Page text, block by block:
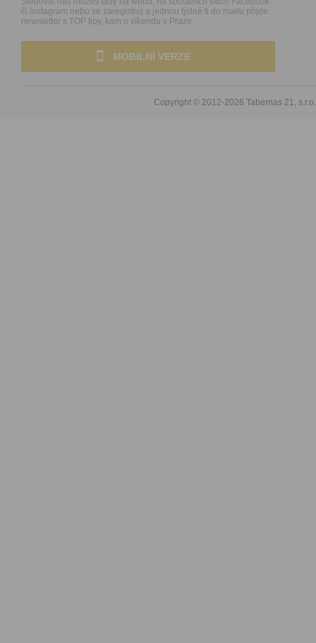
či Instagram nebo se zaregistruj a jednou týdně ti do mailu přijde
newsletter s TOP tipy, kam o víkendu v Praze.
MOBILNÍ VERZE
Copyright © 2012-2026 Tabernas 21, s.r.o.